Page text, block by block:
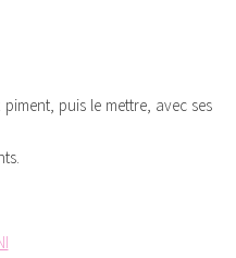
puis le mettre, avec ses